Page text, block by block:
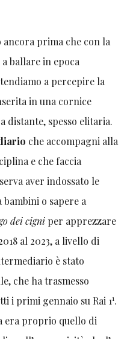
prima che con la
ballare in epoca
a percepire la
in una cornice
distante, spesso elitaria.
che accompagni alla
e che faccia
aver indossato le
o sapere a
dei cigniper apprezzare
al 2023, a livello di
è stato
che ha trasmesso
i primi gennaio su Rai 11.
era proprio quello di